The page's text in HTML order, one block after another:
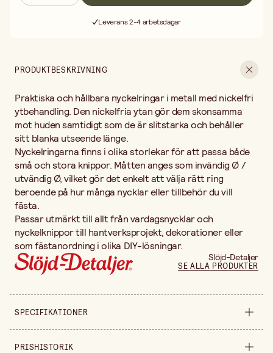
Leverans 2-4 arbetsdagar
PRODUKTBESKRIVNING
Praktiska och hållbara nyckelringar i metall med nickelfri
ytbehandling. Den nickelfria ytan gör dem skonsamma
mot huden samtidigt som de är slitstarka och behåller
sitt blanka utseende länge.
Nyckelringarna finns i olika storlekar för att passa både
små och stora knippor. Måtten anges som invändig Ø /
utvändig Ø, vilket gör det enkelt att välja rätt ring
beroende på hur många nycklar eller tillbehör du vill
fästa.
Passar utmärkt till allt från vardagsnycklar och
nyckelknippor till hantverksprojekt, dekorationer eller
som fästanordning i olika DIY-lösningar.
Slöjd-Detaljer
SE ALLA PRODUKTER
SPECIFIKATIONER
Produktvariant Ø 26/30 mm
PRISHISTORIK